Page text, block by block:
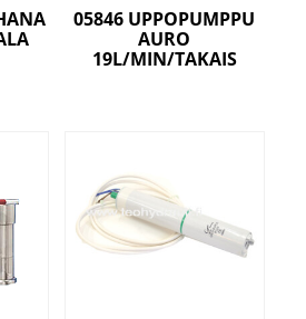
05846 UPPOPUMPPU
AURO
19L/MIN/TAKAIS